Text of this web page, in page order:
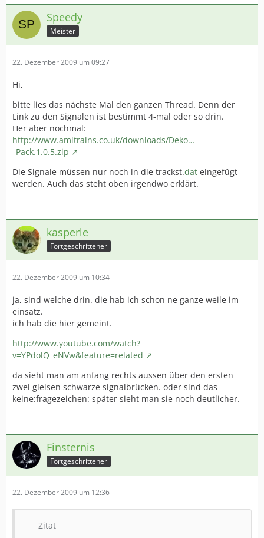
Speedy
Meister
22. Dezember 2009 um 09:27
Hi,
bitte lies das nächste Mal den ganzen Thread. Denn der
Link zu den Signalen ist bestimmt 4-mal oder so drin.
Her aber nochmal:
http://www.amitrains.co.uk/downloads/Deko…
_Pack.1.0.5.zip
Die Signale müssen nur noch in die trackst.dat eingefügt
werden. Auch das steht oben irgendwo erklärt.
kasperle
Fortgeschrittener
22. Dezember 2009 um 10:34
ja, sind welche drin. die hab ich schon ne ganze weile im
einsatz.
ich hab die hier gemeint.
http://www.youtube.com/watch?
v=YPdolQ_eNVw&feature=related
da sieht man am anfang rechts aussen über den ersten
zwei gleisen schwarze signalbrücken. oder sind das
keine:fragezeichen: später sieht man sie noch deutlicher.
Finsternis
Fortgeschrittener
22. Dezember 2009 um 12:36
Zitat